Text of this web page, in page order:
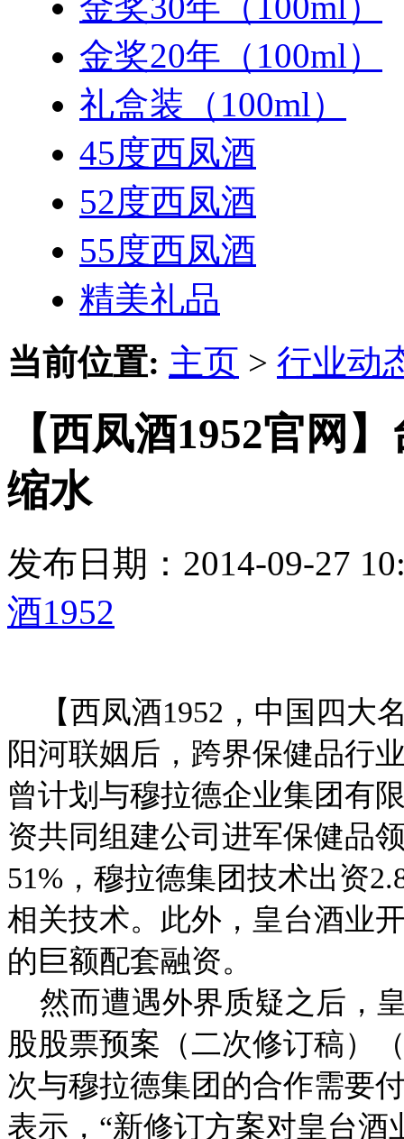
金奖20年（100ml）
礼盒装（100ml）
45度西凤酒
52度西凤酒
55度西凤酒
精美礼品
当前位置: 主页 > 行业动
【西凤酒1952官网
缩水
发布日期：2014-09-27
酒1952
【西凤酒1952，中国四大
阳河联姻后，跨界保健品行
曾计划与穆拉德企业集团有
资共同组建公司进军保健品
51%，穆拉德集团技术出资
相关技术。此外，皇台酒业
的巨额配套融资。
然而遭遇外界质疑之后，
股股票预案（二次修订稿）
次与穆拉德集团的合作需要
表示，“新修订方案对皇台